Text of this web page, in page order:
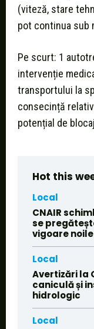
(viteză, stare
pot continua sub
Pe scurt: 1
intervenție
transportului la
consecință
potențial de
Hot this
Local
CNAIR
se
vigoare
Local
Avertizări la
caniculă și
hidrologic
Local